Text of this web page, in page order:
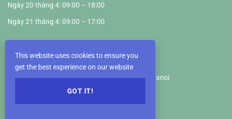
Ngày 20 tháng 4: 09:00 – 18:00
Ngày 21 tháng 4: 09:00 – 17:00
Địa điểm Hội chợ
VIETNAM EXPOSITION CENTER
Km5+890, Truong Sa Road, Dong Anh District, Hanoi
This website uses cookies to ensure you
get the best experience on our website
GOT IT!